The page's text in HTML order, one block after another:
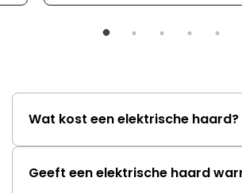
Wat kost een elektrische haard?
Geeft een elektrische haard